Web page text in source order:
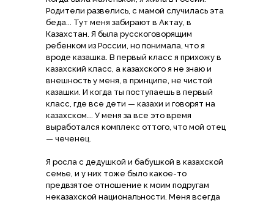
Родители развелись, с мамой случилась эта
беда... Тут меня забирают в Актау, в
Казахстан. Я была русскоговорящим
ребенком из России, но понимала, что я
вроде казашка. В первый класс я прихожу в
казахский класс, а казахского я не знаю и
внешность у меня, в принципе, не чистой
казашки. И когда ты поступаешь в первый
класс, где все дети — казахи и говорят на
казахском…. У меня за все это время
выработался комплекс оттого, что мой отец
— чеченец.
Я росла с дедушкой и бабушкой в казахской
семье, и у них тоже было какое-то
предвзятое отношение к моим подругам
неказахской национальности. Меня всегда